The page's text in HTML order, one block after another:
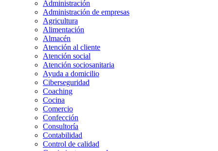
Administración
Administración de empresas
Agricultura
Alimentación
Almacén
Atención al cliente
Atención social
Atención sociosanitaria
Ayuda a domicilio
Ciberseguridad
Coaching
Cocina
Comercio
Confección
Consultoría
Contabilidad
Control de calidad